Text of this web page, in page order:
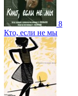
8
Кто, если не мы